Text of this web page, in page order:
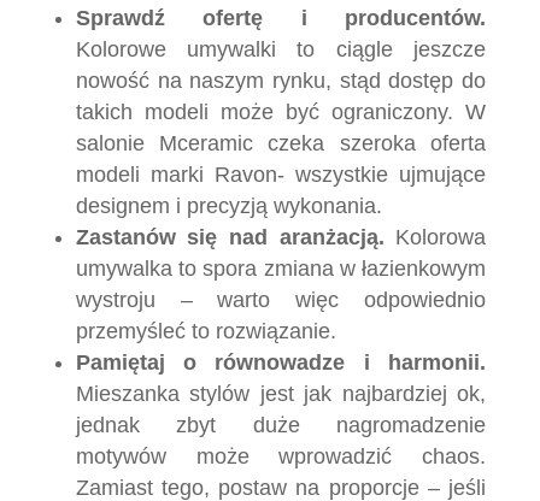
Sprawdź ofertę i producentów.
Kolorowe umywalki to ciągle jeszcze
nowość na naszym rynku, stąd dostęp do
takich modeli może być ograniczony. W
salonie Mceramic czeka szeroka oferta
modeli marki Ravon- wszystkie ujmujące
designem i precyzją wykonania.
Zastanów się nad aranżacją. Kolorowa
umywalka to spora zmiana w łazienkowym
wystroju – warto więc odpowiednio
przemyśleć to rozwiązanie.
Pamiętaj o równowadze i harmonii.
Mieszanka stylów jest jak najbardziej ok,
jednak zbyt duże nagromadzenie
motywów może wprowadzić chaos.
Zamiast tego, postaw na proporcje – jeśli